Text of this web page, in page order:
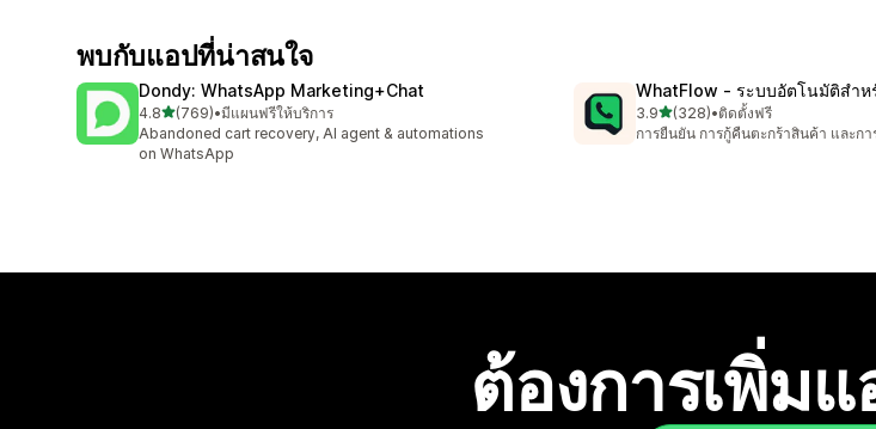
พบกับแอปที่น่าสนใจ
Dondy: WhatsApp Marketing+Chat
4.8เต็ม 5 ดาว
(769)
ทั้งหมด 769 รีวิว
•มีแผนฟรีให้บริการ
Abandoned cart recovery, AI agent & automations
on WhatsApp
WhatFlow ‑ ระบบอัตโนมัติสำห
3.9เต็ม 5 ดาว
(328)
ทั้งหมด 328 รีวิว
•ติดตั้งฟรี
การยืนยัน การกู้คืนตะกร้าสินค้า และก
ต้องการเพิ่ม